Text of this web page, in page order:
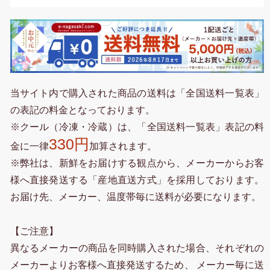
当サイト内で購入された商品の送料は「全国送料一覧表」
の表記の料金となっております。
※クール（冷凍・冷蔵）は、「全国送料一覧表」表記の料
金に一律330円 加算されます。
※弊社は、新鮮をお届けする観点から、メーカーからお客
様へ直接発送する「産地直送方式」を採用しております。
お届け先、メーカー、温度帯毎に送料が必要になります。
【ご注意】
異なるメーカーの商品を同時購入された場合、それぞれの
メーカーよりお客様へ直接発送するため、 メーカー毎に送